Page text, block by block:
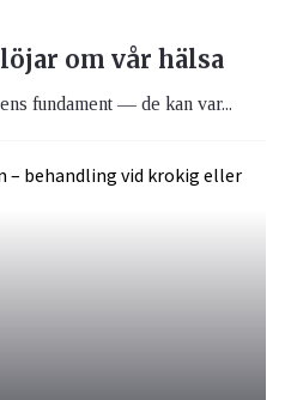
om vår hälsa
fundament — de kan var...